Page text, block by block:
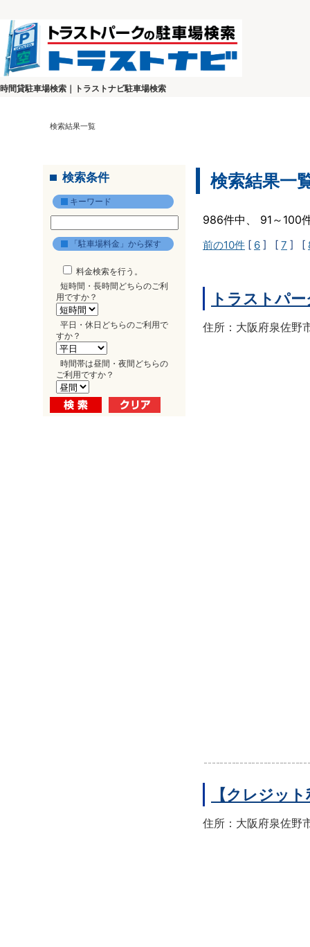
時間貸駐車場検索｜トラストナビ駐車場検索
検索結果一覧
検索条件
キーワード
「駐車場料金」から探す
料金検索を行う。
短時間・長時間どちらのご利
用ですか？
平日・休日どちらのご利用で
すか？
時間帯は昼間・夜間どちらの
ご利用ですか？
検索結果一
986件中、 91～100
前の10件 [ 6 ] [ 7 ] [
トラストパ
住所：大阪府泉佐野
【クレジッ
住所：大阪府泉佐野